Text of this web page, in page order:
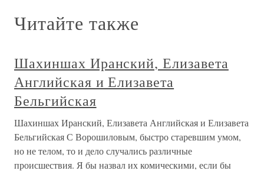
Читайте также
Шахиншах Иранский, Елизавета
Английская и Елизавета
Бельгийская
Шахиншах Иранский, Елизавета Английская и Елизавета
Бельгийская С Ворошиловым, быстро старевшим умом,
но не телом, то и дело случались различные
происшествия. Я бы назвал их комическими, если бы